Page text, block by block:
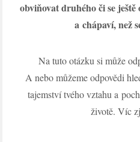
obviňovat druhého či se
a chápaví, než
Na tuto otázku si může
A nebo můžeme odpovědi
tajemství tvého vztahu a
životě. Víc